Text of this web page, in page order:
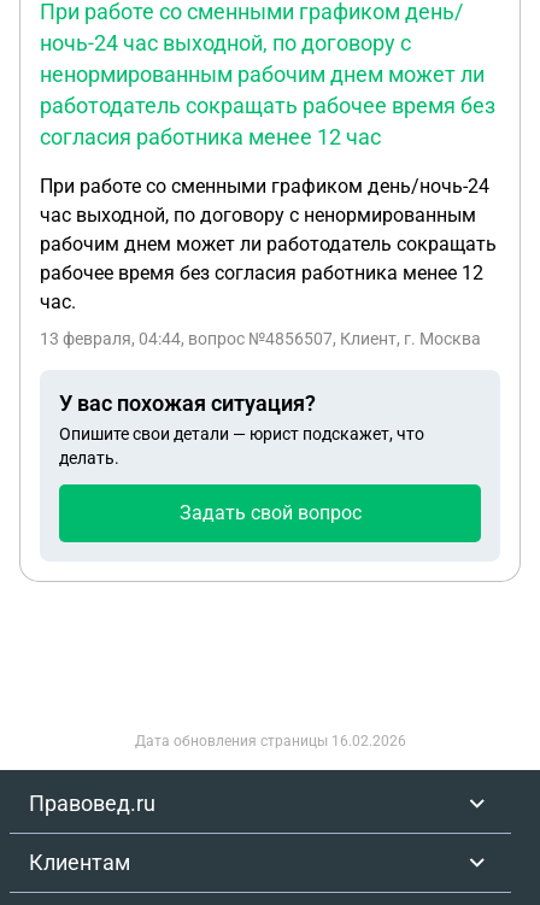
При работе со сменными графиком день/
ночь-24 час выходной, по договору с
ненормированным рабочим днем может ли
работодатель сокращать рабочее время без
согласия работника менее 12 час
При работе со сменными графиком день/ночь-24
час выходной, по договору с ненормированным
рабочим днем может ли работодатель сокращать
рабочее время без согласия работника менее 12
час.
13 февраля, 04:44, вопрос №4856507, Клиент, г. Москва
У вас похожая ситуация?
Опишите свои детали — юрист подскажет, что
делать.
Задать свой вопрос
Дата обновления страницы 16.02.2026
Правовед.ru
Клиентам